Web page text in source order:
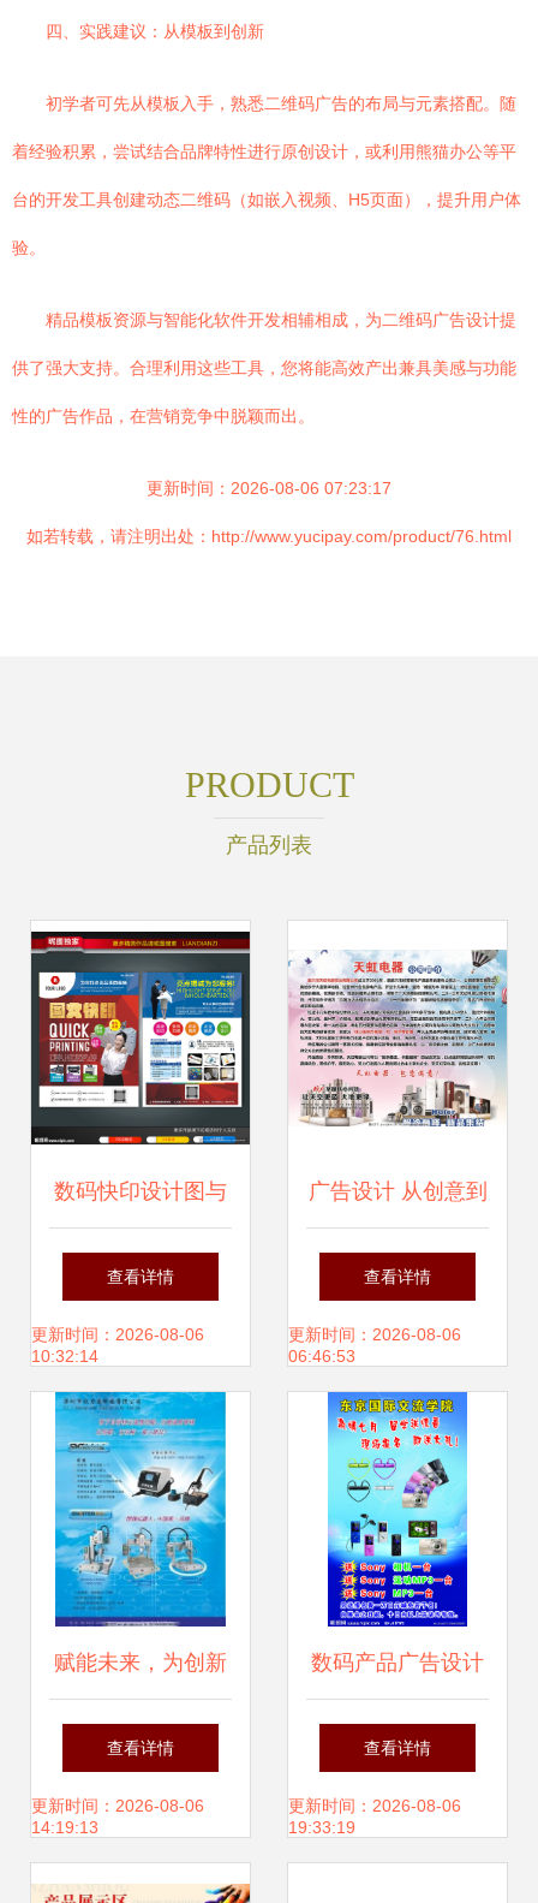
四、实践建议：从模板到创新
初学者可先从模板入手，熟悉二维码广告的布局与元素搭配。随
着经验积累，尝试结合品牌特性进行原创设计，或利用熊猫办公等平
台的开发工具创建动态二维码（如嵌入视频、H5页面），提升用户体
验。
精品模板资源与智能化软件开发相辅相成，为二维码广告设计提
供了强大支持。合理利用这些工具，您将能高效产出兼具美感与功能
性的广告作品，在营销竞争中脱颖而出。
更新时间：2026-08-06 07:23:17
如若转载，请注明出处：http://www.yucipay.com/product/76.html
PRODUCT
产品列表
数码快印设计图与
DM宣传单 广告设
计的创意库与实践
指南
查看详情
更新时间：2026-08-06
10:32:14
广告设计 从创意到
品牌价值的构建
查看详情
更新时间：2026-08-06
06:46:53
赋能未来，为创新
而生 —— 高效定
制软件开发方案
查看详情
更新时间：2026-08-06
14:19:13
数码产品广告设计
的视觉叙事 从图片
构思到品牌共鸣
查看详情
更新时间：2026-08-06
19:33:19